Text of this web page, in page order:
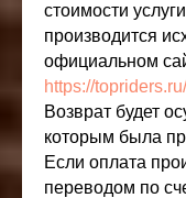
стоимости
производится
официальном
https://
Возврат будет
которым была
Если оплата
переводом по